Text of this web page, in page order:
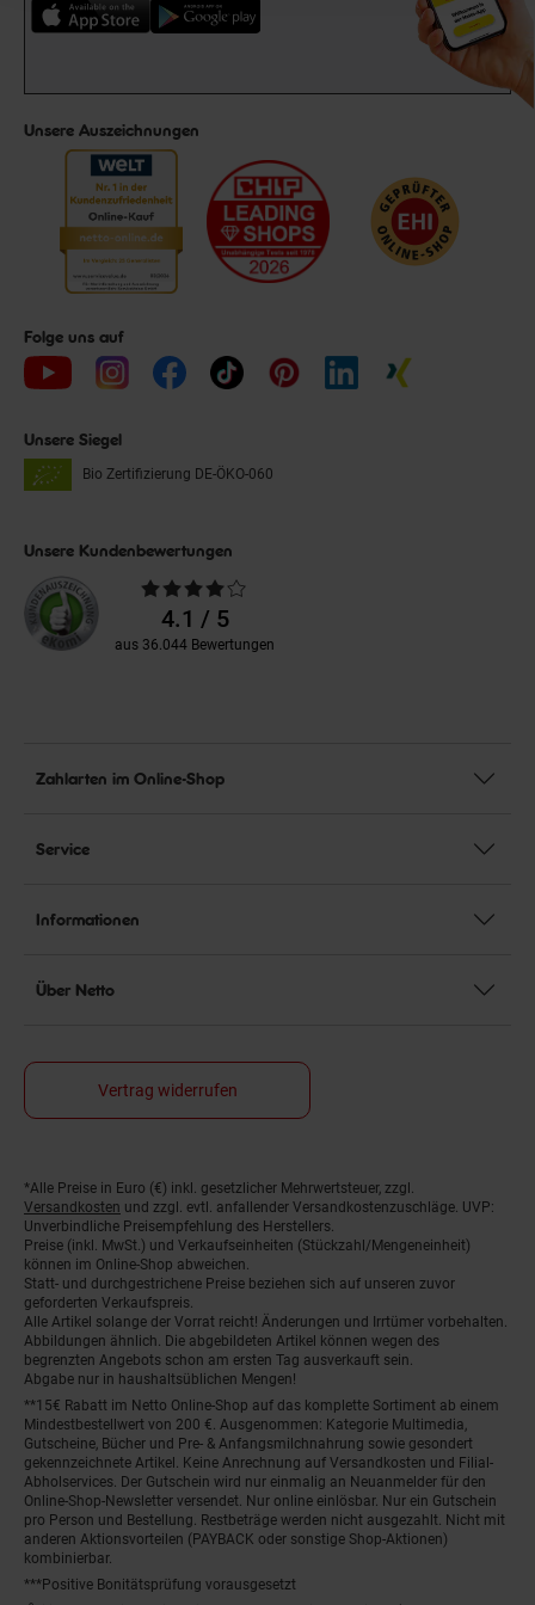
Unsere Auszeichnungen
Folge uns auf
Unsere Siegel
Bio Zertifizierung DE-ÖKO-060
Unsere Kundenbewertungen
Durchschnittliche
Bewertungen4.1 / 5
aus 36.044 Bewertungen
Zahlarten im Online-Shop
Service
Informationen
Über Netto
Vertrag widerrufen
Fußnoten
*Alle Preise in Euro (€) inkl. gesetzlicher Mehrwertsteuer, zzgl.
Versandkosten und zzgl. evtl. anfallender Versandkostenzuschläge. UVP:
Unverbindliche Preisempfehlung des Herstellers.
Preise (inkl. MwSt.) und Verkaufseinheiten (Stückzahl/Mengeneinheit)
können im Online-Shop abweichen.
Statt- und durchgestrichene Preise beziehen sich auf unseren zuvor
geforderten Verkaufspreis.
Alle Artikel solange der Vorrat reicht! Änderungen und Irrtümer vorbehalten.
Abbildungen ähnlich. Die abgebildeten Artikel können wegen des
begrenzten Angebots schon am ersten Tag ausverkauft sein.
Abgabe nur in haushaltsüblichen Mengen!
**15€ Rabatt im Netto Online-Shop auf das komplette Sortiment ab einem
Mindestbestellwert von 200 €. Ausgenommen: Kategorie Multimedia,
Gutscheine, Bücher und Pre- & Anfangsmilchnahrung sowie gesondert
gekennzeichnete Artikel. Keine Anrechnung auf Versandkosten und Filial-
Abholservices. Der Gutschein wird nur einmalig an Neuanmelder für den
Online-Shop-Newsletter versendet. Nur online einlösbar. Nur ein Gutschein
pro Person und Bestellung. Restbeträge werden nicht ausgezahlt. Nicht mit
anderen Aktionsvorteilen (PAYBACK oder sonstige Shop-Aktionen)
kombinierbar.
***Positive Bonitätsprüfung vorausgesetzt